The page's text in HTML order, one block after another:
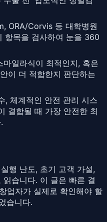
ORA/Corvis 등 대학병원
항목을 검사하여 눈을 360
일라식이 최적인지, 혹은
이 더 적합한지 판단하는
, 체계적인 안전 관리 시스
결합될 때 가장 안전한 최
행 난도, 초기 고객 가설,
습니다. 이 글은 빠른 결
업자가 실제로 확인해야 할
습니다.